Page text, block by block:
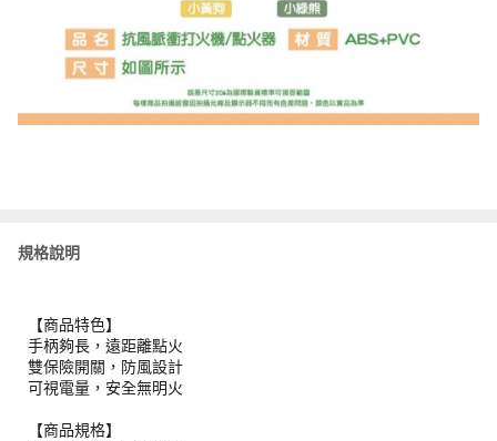
規格說明
【商品特色】
手柄夠長，遠距離點火
雙保險開關，防風設計
可視電量，安全無明火
【商品規格】